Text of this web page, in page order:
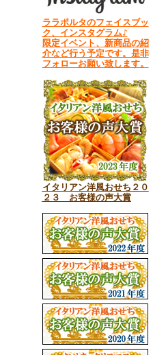
ララポルタのフェイスブッ
ク、インスタグラム♪
限定イベント、新商品の紹
介など行う予定です。是非
フォローお願い致します。
イタリアン洋風おせち２０
２３ お客様の声大賞